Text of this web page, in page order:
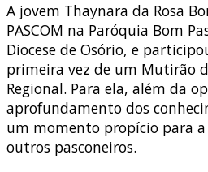
A jovem Thaynara da Rosa
PASCOM na Paróquia Bom
Diocese de Osório, e
primeira vez de um Mutirão
Regional. Para ela, além da
aprofundamento dos
um momento propício para a
outros pasconeiros.